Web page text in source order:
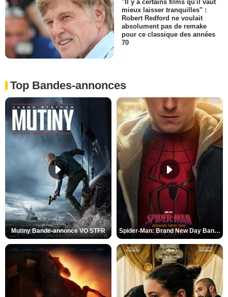
"Il y a certains films qu'il vaut
mieux laisser tranquilles" :
Robert Redford ne voulait
absolument pas de remake
pour ce classique des années
70
Top Bandes-annonces
Mutiny Bande-annonce VO STFR Spider-Man: Brand New Day Bande-annonce VO STFR